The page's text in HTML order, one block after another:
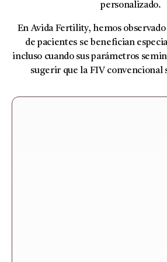
personalizado.
En Avida Fertility, hemos
de pacientes se benefician
incluso cuando sus parámetros
sugerir que la FIV convencional